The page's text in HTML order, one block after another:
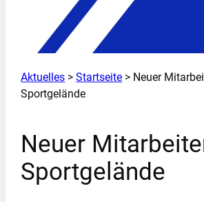
Aktuelles >Startseite > Neuer
Sportgelände
Neuer
Sportgelände